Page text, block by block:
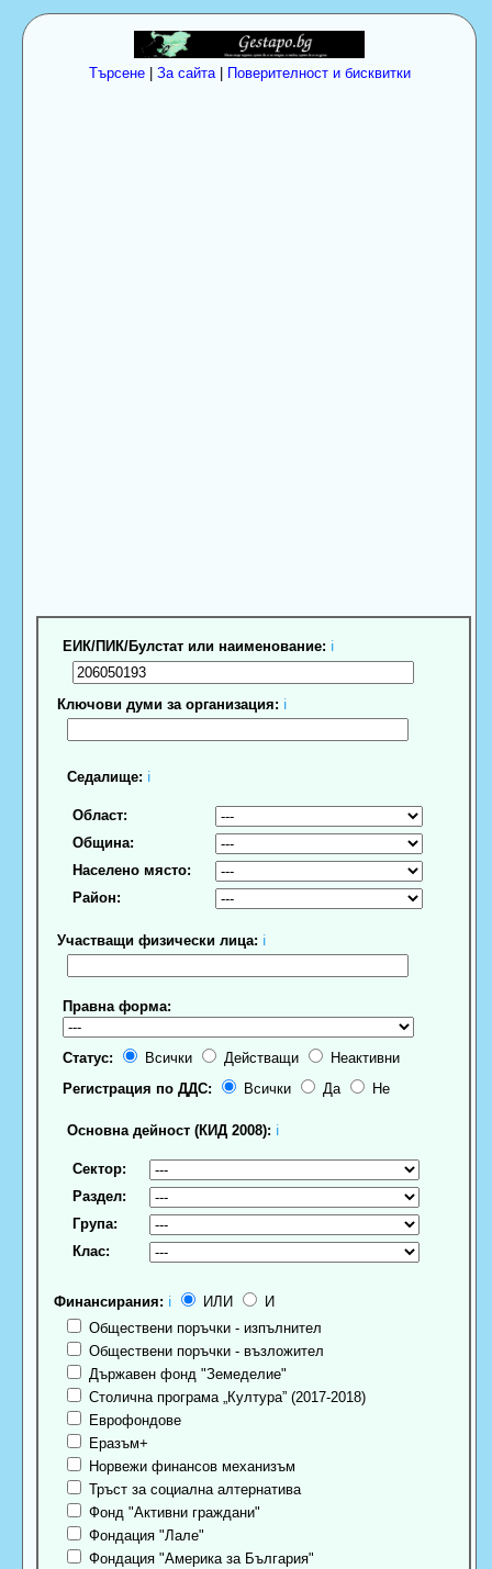
Търсене| За сайта| Поверителност и бисквитки
ЕИК/ПИК/Булстат или наименование: ℹ
Ключови думи за организация: ℹ
Седалище: ℹ
Област:
Община:
Населено място:
Район:
Участващи физически лица: ℹ
Правна форма:
Статус: Всички Действащи
Неактивни
Регистрация по ДДС:
Всички Да Не
Основна дейност (КИД 2008): ℹ
Сектор:
Раздел:
Група:
Клас:
Финансирания: ℹ ИЛИ
И
Обществени поръчки - изпълнител
Обществени поръчки - възложител
Държавен фонд "Земеделие"
Столична програма „Култура” (2017-2018)
Еврофондове
Еразъм+
Норвежи финансов механизъм
Тръст за социална алтернатива
Фонд "Активни граждани"
Фондация "Лале"
Фондация "Америка за България"